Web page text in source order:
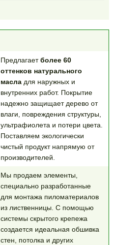
Предлагаетболее 60
оттенков натурального
масладля наружных и
внутренних работ. Покрытие
надежно защищает дерево от
влаги, повреждения структуры,
ультрафиолета и потери цвета.
Поставляем экологически
чистый продукт напрямую от
производителей.
Мы продаем элементы,
специально разработанные
для монтажа пиломатериалов
из лиственницы. С помощью
системы скрытого крепежа
создается идеальная обшивка
стен, потолка и других